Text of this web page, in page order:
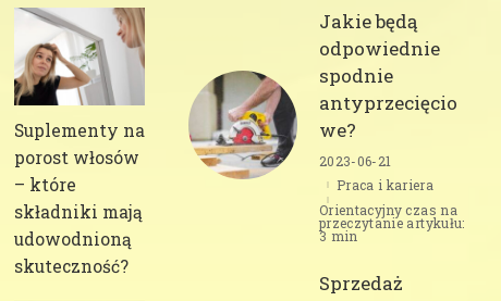
Suplementy na
porost włosów
– które
składniki mają
udowodnioną
skuteczność?
Jakie będą
odpowiednie
spodnie
antyprzecięcio
we?
2023-06-21
Praca i kariera
Orientacyjny czas na
przeczytanie artykułu:
3 min
Sprzedaż